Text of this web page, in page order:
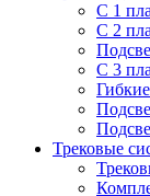
С 1
С 2
С 3
Трековые